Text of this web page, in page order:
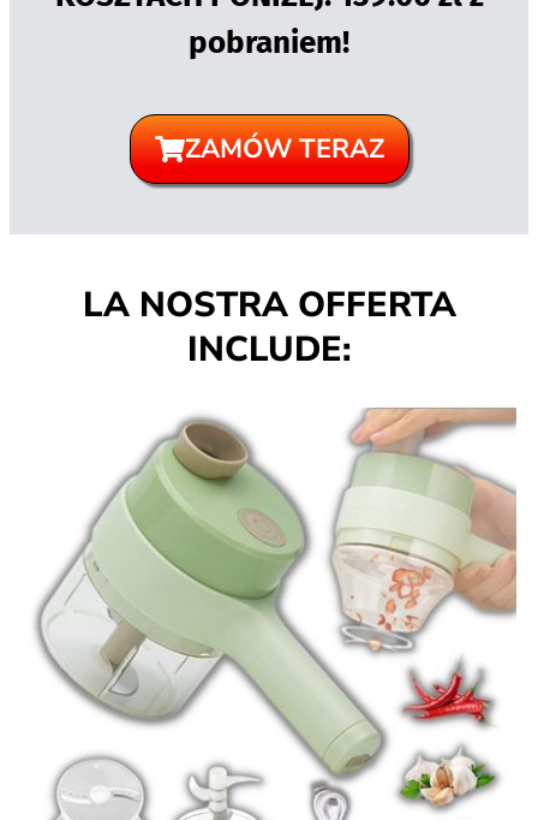
pobraniem!
ZAMÓW TERAZ
LA NOSTRA OFFERTA
INCLUDE: